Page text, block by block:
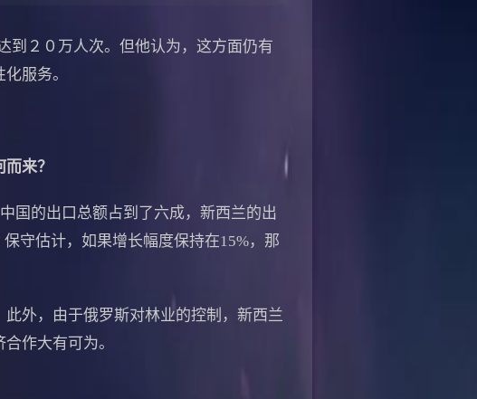
２０万人次。但他认为，这方面仍有
服务。
来？
的出口总额占到了六成，新西兰的出
守估计，如果增长幅度保持在15%，那
外，由于俄罗斯对林业的控制，新西兰
作大有可为。